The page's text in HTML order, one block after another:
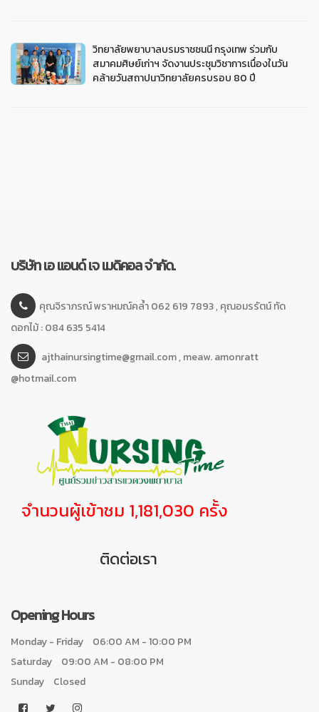
วิทยาลัยพยาบาลบรมราชชนนี กรุงเทพ ร่วมกับ
สมาคมศิษย์เก่าฯ จัดงานประชุมวิชาการเนื่องในวัน
คล้ายวันสถาปนาวิทยาลัยครบรอบ 80 ปี
บริษัท เอ แอนด์ เจ เมดิคอล จำกัด.
คุณจิราภรณ์ พราหมณ์คล้ำ 062 619 7893 , คุณอมรรัตน์ ทัด
ดอกไม้ : 084 635 5414
ajthainursingtime@gmail.com , meaw. amonratt
@hotmail.com
จำนวนผู้เข้าชม 1,181,030 ครั้ง
ติดต่อเรา
Opening Hours
Monday - Friday
06:00 AM - 10:00 PM
Saturday
09:00 AM - 08:00 PM
Sunday
Closed